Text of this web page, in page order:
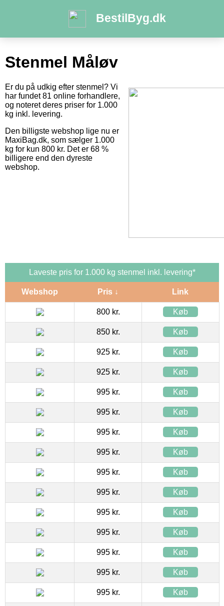
BestilByg.dk
Stenmel Måløv
Er du på udkig efter stenmel? Vi
har fundet 81 online forhandlere,
og noteret deres priser for 1.000
kg inkl. levering.
Den billigste webshop lige nu er
MaxiBag.dk, som sælger 1.000
kg for kun 800 kr. Det er 68 %
billigere end den dyreste
webshop.
Laveste pris for 1.000 kg stenmel inkl. levering*
Webshop Pris ↓ Link
800 kr. Køb
850 kr. Køb
925 kr. Køb
925 kr. Køb
995 kr. Køb
995 kr. Køb
995 kr. Køb
995 kr. Køb
995 kr. Køb
995 kr. Køb
995 kr. Køb
995 kr. Køb
995 kr. Køb
995 kr. Køb
995 kr. Køb